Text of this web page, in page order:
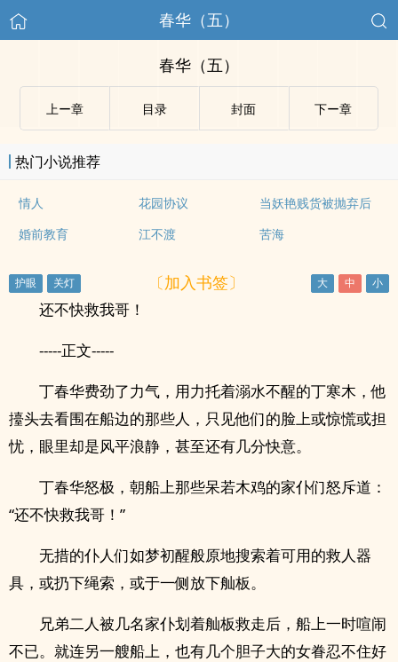
春华（五）
春华（五）
上ー章 目录 封面 下ー章
热门小说推荐
情人 花园协议
当妖艳贱货被抛弃后
婚前教育
江不渡 苦海
〔加入书签〕
还不快救我哥！
-----正文-----
丁春华费劲了力气，用力托着溺水不醒的丁寒木，他
擡头去看围在船边的那些人，只见他们的脸上或惊慌或担
忧，眼里却是风平浪静，甚至还有几分快意。
丁春华怒极，朝船上那些呆若木鸡的家仆们怒斥道：
“还不快救我哥！”
无措的仆人们如梦初醒般原地搜索着可用的救人器
具，或扔下绳索，或于一侧放下舢板。
兄弟二人被几名家仆划着舢板救走后，船上一时喧闹
不已。就连另一艘船上，也有几个胆子大的女眷忍不住好